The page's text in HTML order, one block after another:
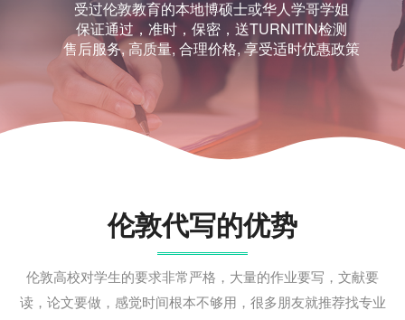
受过伦敦教育的本地博硕士或华人学哥学姐
保证通过，准时，保密，送TURNITIN检测
售后服务, 高质量, 合理价格, 享受适时优惠政策
伦敦代写的优势
伦敦高校对学生的要求非常严格，大量的作业要写，文献要
读，论文要做，感觉时间根本不够用，很多朋友就推荐找专业